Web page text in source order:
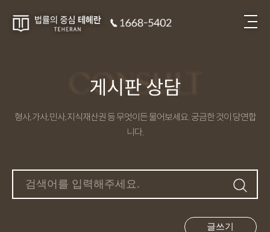
CONSULT
게시판 상담
형사, 가사, 민사, 지식재산권 등 무엇이든 물어보세요. 궁금한 것이 당연합
니다.
글쓰기